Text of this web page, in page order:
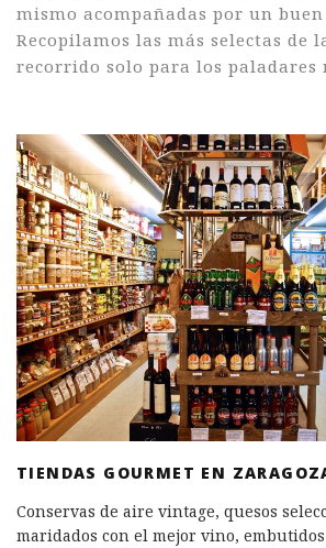
mismo acompañadas por un
Recopilamos las más selectas de
recorrido solo para los paladares
TIENDAS GOURMET EN
Conservas de aire vintage, quesos
maridados con el mejor vino,